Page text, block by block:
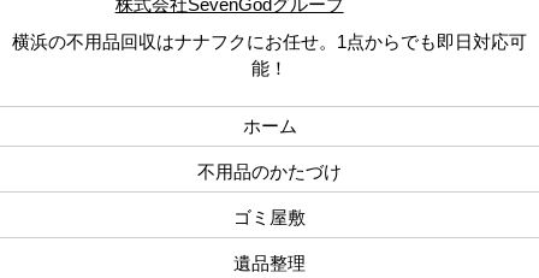
横浜の不用品回収はナナフクにお任せ。1点からでも即日対応可
能！
ホーム
不用品のかたづけ
ゴミ屋敷
遺品整理